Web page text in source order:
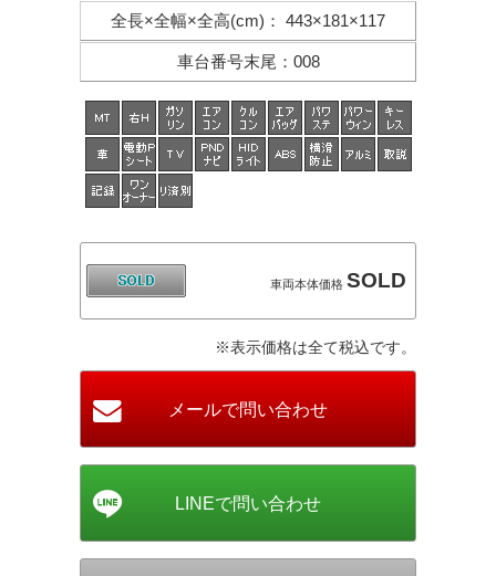
全長×全幅×全高(cm) ： 443×181×117
車台番号末尾 ： 008
車両本体価格 SOLD
※表示価格は全て税込です。